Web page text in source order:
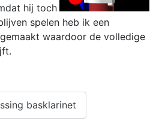
hij toch
spelen heb ik een
waardoor de volledige
basklarinet